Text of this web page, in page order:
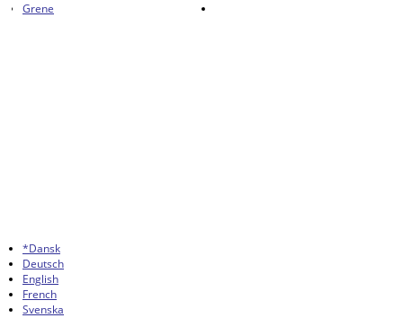
Grene
*Dansk
Deutsch
English
French
Svenska